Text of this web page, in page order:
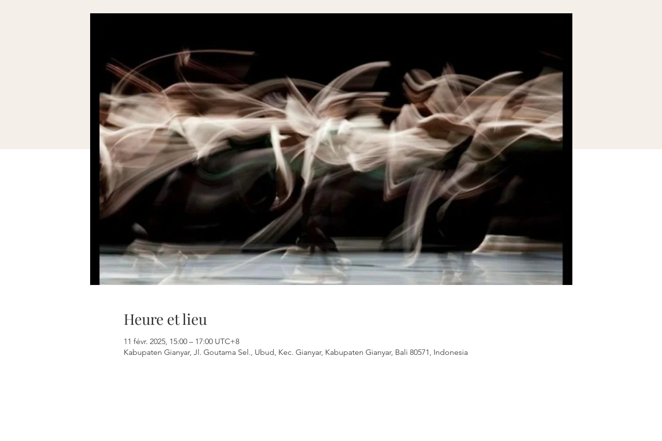
Heure et lieu
11 févr. 2025, 15:00 – 17:00 UTC+8
Kabupaten Gianyar, Jl. Goutama Sel., Ubud, Kec. Gianyar, Kabupaten Gianyar, Bali 80571, Indonesia